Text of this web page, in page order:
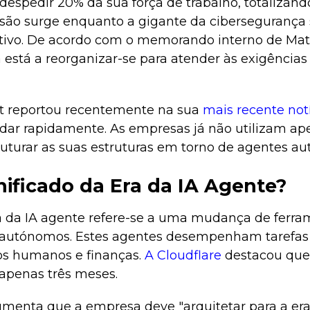
surge enquanto a gigante da
De acordo com o memorando interno de
está a reorganizar-se para atender às
reportou recentemente na sua mais recente
rapidamente. As empresas já não utilizam
as suas estruturas em torno de agentes
da Era da IA Agente?
da IA agente refere-se a uma mudança de
Estes agentes desempenham
humanos e finanças. A Cloudflare destacou
três meses.
que a empresa deve "arquitetar para a